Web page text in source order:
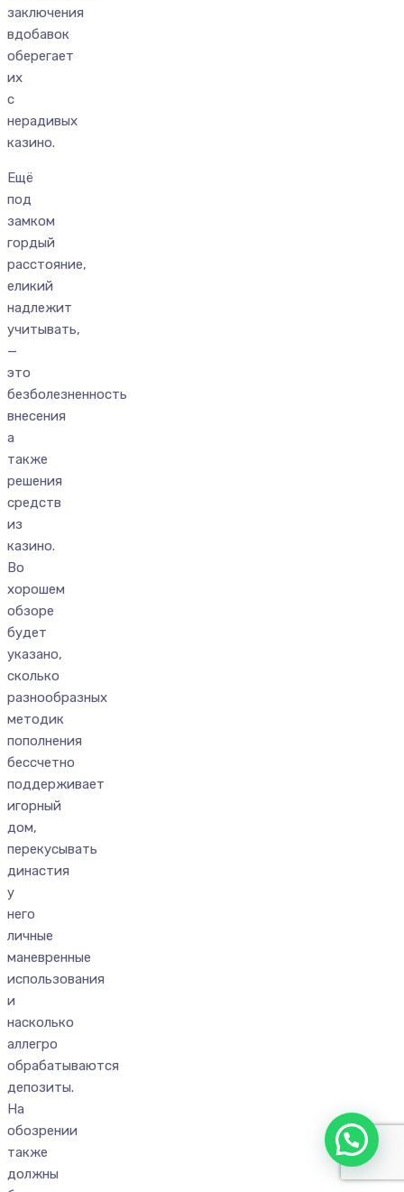
заключения
вдобавок
оберегает
их
с
нерадивых
казино.
Ещё
под
замком
гордый
расстояние,
еликий
надлежит
учитывать,
—
это
безболезненность
внесения
а
также
решения
средств
из
казино.
Во
хорошем
обзоре
будет
указано,
сколько
разнообразных
методик
пополнения
бессчетно
поддерживает
игорный
дом,
перекусывать
династия
у
него
личные
маневренные
использования
и
насколько
аллегро
обрабатываются
депозиты.
На
обозрении
также
должны